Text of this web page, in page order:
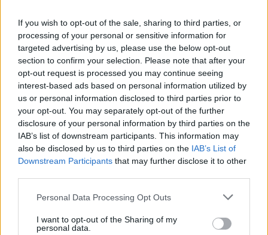
If you wish to opt-out of the sale, sharing to third parties, or
processing of your personal or sensitive information for
targeted advertising by us, please use the below opt-out
section to confirm your selection. Please note that after your
opt-out request is processed you may continue seeing
interest-based ads based on personal information utilized by
us or personal information disclosed to third parties prior to
your opt-out. You may separately opt-out of the further
disclosure of your personal information by third parties on the
IAB’s list of downstream participants. This information may
also be disclosed by us to third parties on the IAB’s List of
Downstream Participants that may further disclose it to other
Please note that this website/app uses one or more Google
not limited to your visit or usage behaviour. You may click to
grant or deny consent to Google and its third-party tags to
Personal Data Processing Opt Outs
I want to opt-out of the Sharing of my
personal data.
liguero con el Atalanta esta temporada fue discreto, con 2
goles en 12 partidos, lejos de los 15 que anotó el curso
pasado.
En clave Comunio, el atacante nigeriano es un jugador
claramente recomendable por su potencial y capacidad
goleadora. Eso sí, no destaca especialmente en porcentajes
de duelos o regates, por lo que dependerá en gran medida
de los goles para puntuar bien en Sofascore. Su precio
inicial es de 4 millones de euros, una cifra que
previsiblemente subirá con rapidez al tratarse de un
futbolista de gran nombre.
Recomendable: 4/5
Luis Vázquez refuerza el ataque del Getafe.